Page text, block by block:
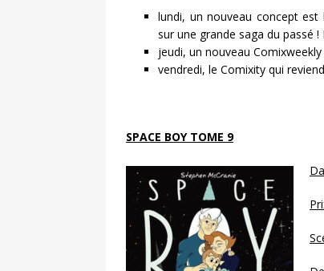
lundi, un nouveau concept
sur une grande saga du passé
jeudi, un nouveau
vendredi, le Comixity qui
SPACE BOY TOME 9